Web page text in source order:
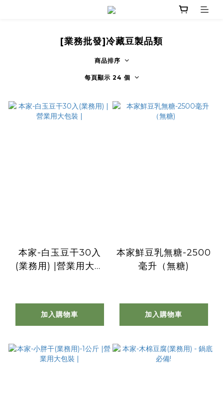
[業務批發]冷藏豆製品類
商品排序
每頁顯示 24 個
本家-白玉豆干30入
(業務用) |營業用大包
加入購物車
本家鮮豆乳無糖-2500
毫升（無糖)
加入購物車